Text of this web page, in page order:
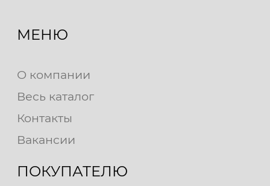
МЕНЮ
О компании
Весь каталог
Контакты
Вакансии
ПОКУПАТЕЛЮ